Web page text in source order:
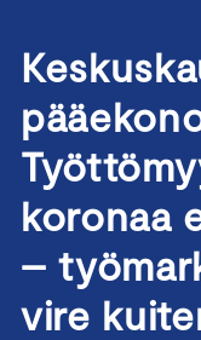
koronaa
–
vire